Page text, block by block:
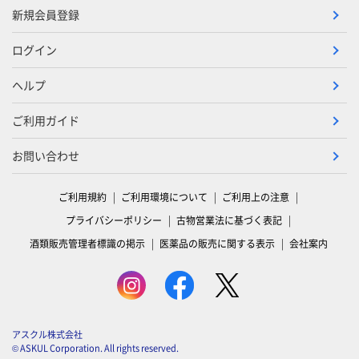
新規会員登録
ログイン
ヘルプ
ご利用ガイド
お問い合わせ
ご利用規約 ご利用環境について
ご利用上の注意
プライバシーポリシー
古物営業法に基づく表記
酒類販売管理者標識の掲示
医薬品の販売に関する表示 会社案内
アスクル株式会社
© ASKUL Corporation. All rights reserved.